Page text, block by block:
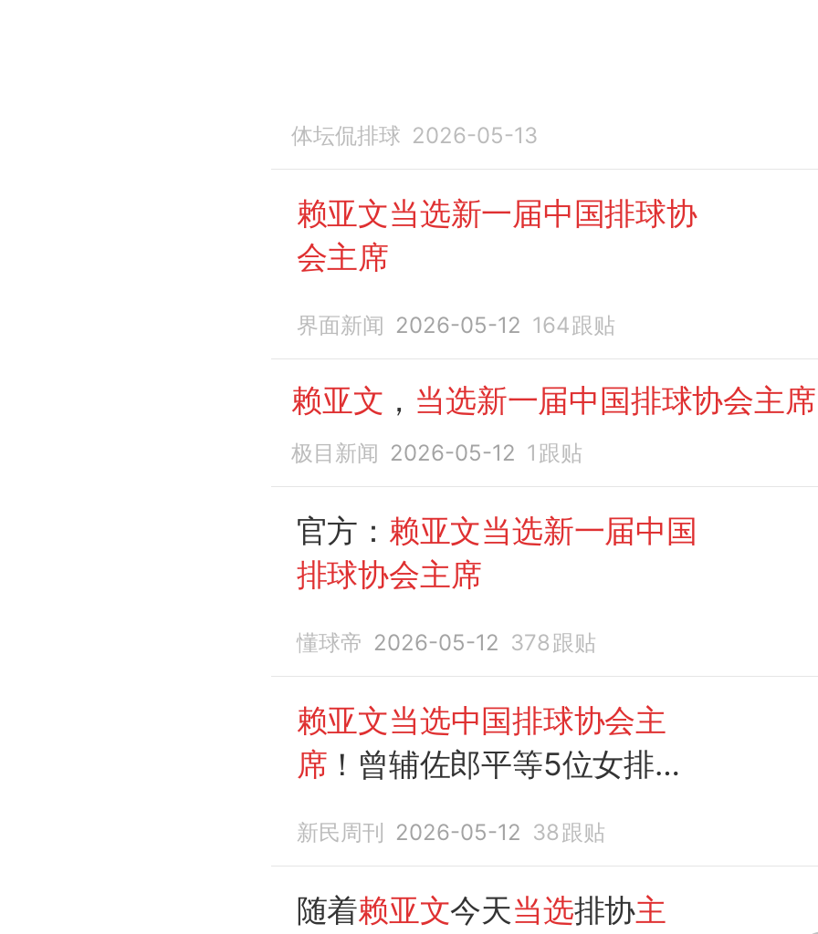
体坛侃排球 2026-05-13
赖亚文当选新一届中国排球协
会主席
界面新闻 2026-05-12 164跟贴
赖亚文 ， 当选新一届中国排球协会主席
极目新闻 2026-05-12 1 跟贴
官方： 赖亚文当选新一届中国
排球协会主席
懂球帝 2026-05-12 378 跟贴
赖亚文当选中国排球协会主
席 ！曾辅佐郎平等5位女排主
元老”
新民周刊 2026-05-12 38 跟贴
随着赖亚文今天当选排协主